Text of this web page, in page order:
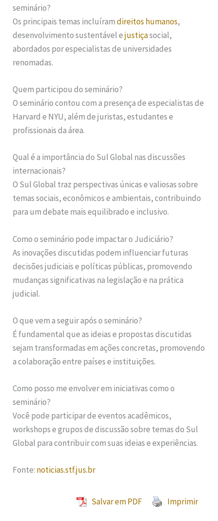
seminário?
Os principais temas incluíramdireitos humanos,
desenvolvimento sustentável ejustiçasocial,
abordados por especialistas de universidades
renomadas.
Quem participou do seminário?
O seminário contou com a presença de especialistas de
Harvard e NYU, além de juristas, estudantes e
profissionais da área.
Qual é a importância do Sul Global nas discussões
internacionais?
O Sul Global traz perspectivas únicas e valiosas sobre
temas sociais, econômicos e ambientais, contribuindo
para um debate mais equilibrado e inclusivo.
Como o seminário pode impactar o Judiciário?
As inovações discutidas podem influenciar futuras
decisões judiciais e políticas públicas, promovendo
mudanças significativas na legislação e na prática
judicial.
O que vem a seguir após o seminário?
É fundamental que as ideias e propostas discutidas
sejam transformadas em ações concretas, promovendo
a colaboração entre países e instituições.
Como posso me envolver em iniciativas como o
seminário?
Você pode participar de eventos acadêmicos,
workshops e grupos de discussão sobre temas do Sul
Global para contribuir com suas ideias e experiências.
Fonte: noticias.stf.jus.br
Salvar em PDF Imprimir